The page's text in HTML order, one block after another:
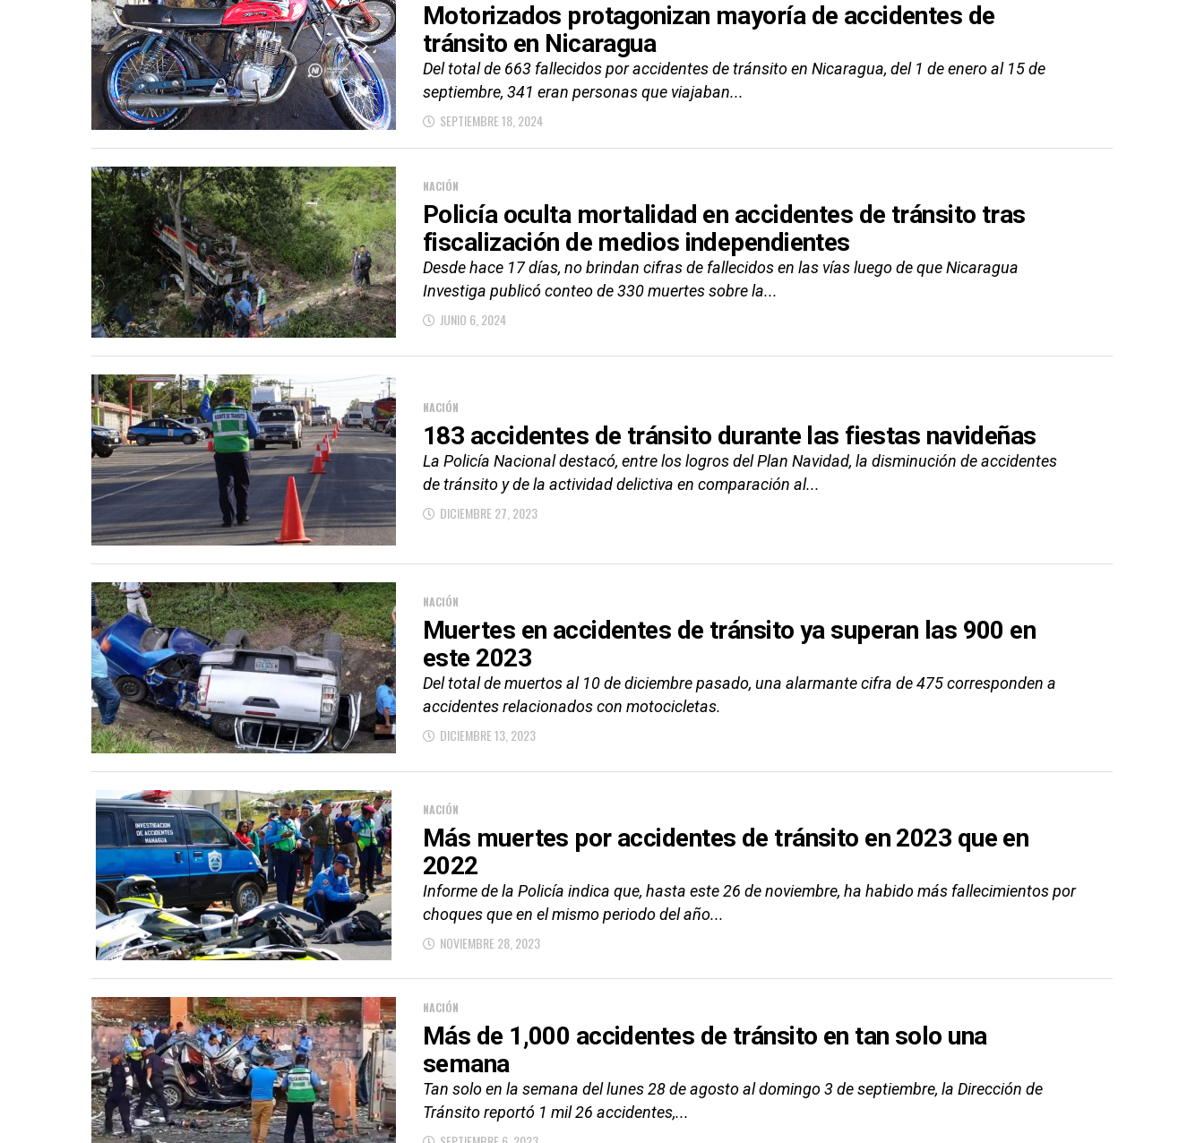
Motorizados protagonizan mayoría de accidentes de
tránsito en Nicaragua
Del total de 663 fallecidos por accidentes de tránsito en Nicaragua, del 1 de enero al 15 de
septiembre, 341 eran personas que viajaban...
SEPTIEMBRE 18, 2024
NACIÓN
Policía oculta mortalidad en accidentes de tránsito tras
fiscalización de medios independientes
Desde hace 17 días, no brindan cifras de fallecidos en las vías luego de que Nicaragua
Investiga publicó conteo de 330 muertes sobre la...
JUNIO 6, 2024
NACIÓN
183 accidentes de tránsito durante las fiestas navideñas
La Policía Nacional destacó, entre los logros del Plan Navidad, la disminución de accidentes
de tránsito y de la actividad delictiva en comparación al...
DICIEMBRE 27, 2023
NACIÓN
Muertes en accidentes de tránsito ya superan las 900 en
este 2023
Del total de muertos al 10 de diciembre pasado, una alarmante cifra de 475 corresponden a
accidentes relacionados con motocicletas.
DICIEMBRE 13, 2023
NACIÓN
Más muertes por accidentes de tránsito en 2023 que en
2022
Informe de la Policía indica que, hasta este 26 de noviembre, ha habido más fallecimientos por
choques que en el mismo periodo del año...
NOVIEMBRE 28, 2023
NACIÓN
Más de 1,000 accidentes de tránsito en tan solo una
semana
Tan solo en la semana del lunes 28 de agosto al domingo 3 de septiembre, la Dirección de
Tránsito reportó 1 mil 26 accidentes,...